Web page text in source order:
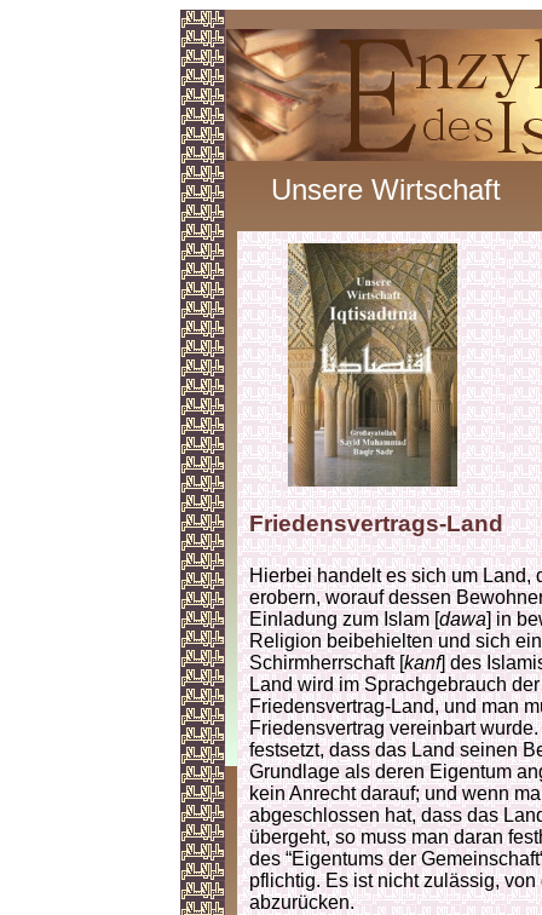
Unsere Wirtschaft
Friedensvertrags-Land
Hierbei handelt es sich um Land,
erobern, worauf dessen
Einladung zum Islam [dawa] in
Religion beibehielten und sich
Schirmherrschaft [kanf] des
Land wird im Sprachgebrauch
Friedensvertrag-Land, und man
Friedensvertrag vereinbart
festsetzt, dass das Land seinen
Grundlage als deren Eigentum
kein Anrecht darauf; und wenn
abgeschlossen hat, dass das
übergeht, so muss man daran
des “Eigentums der
pflichtig. Es ist nicht zulässig,
abzurücken.